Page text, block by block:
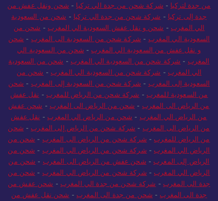
من جدة لتركيا - شركة شحن من جدة الي تركيا - شحن ونقل عفش من
جدة إلى تركيا - شركة شحن من جدة الي تركيا - شحن من السعودية
الي المغرب - شحن و نقل عفش السعودية الي المغرب - شحن من
السعودية الي المغرب - شركة شحن من السعودية الى المغرب - شحن
و نقل عفش من السعودية الي المغرب - شحن من السعودية الي
المغرب - شركة شحن من السعودية الي المغرب - شحن من السعودية
الي المغرب - شركة شحن من السعودية الي المغرب - شحن من
السعودية إلى المغرب - شركة شحن من السعودية إلى المغرب - شحن
من السعودية للمغرب - شركة شحن من الرياض للمغرب - نقل عفش
من الرياض الى المغرب - شحن من الرياض الى المغرب - شحن عفش
من الرياض الي المغرب - شحن من الرياض الي المغرب - نقل عفش
من الرياض الى المغرب - شركة شحن من الرياض إلى المغرب - شحن
من الرياض للمغرب - شركة شحن من الرياض الى المغرب - شحن من
الرياض الي المغرب - شركة شحن من الرياض الي المغرب - شحن من
الرياض إلى المغرب - شحن عفش من الرياض الى المغرب - شحن من
الرياض الي المغرب - شركة شحن من الرياض الي المغرب - شحن من
جدة الى المغرب - شركة شحن من جدة الي المغرب - شحن عفش من
جدة الى المغرب - شحن من جدة الى المغرب - شحن نقل عفش من